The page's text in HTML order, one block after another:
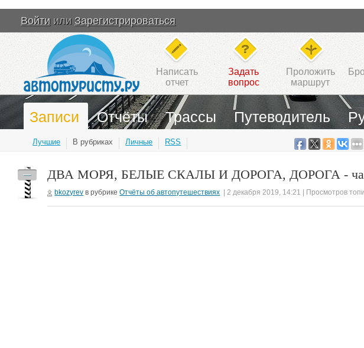
Войти или Зарегистрироваться
Написать
отчет
Задать
вопрос
Проложить
маршрут
Записи
Лучшие В рубриках Личные RSS
Отчёты Трассы Путеводитель
ДВА МОРЯ, БЕЛЫЕ СКАЛЫ И ДОРОГА, ДОРОГА -
bkozyrev в рубрикеОтчёты об автопутешествиях | 2 декабря 2019, 14:21 | Просмотров
—